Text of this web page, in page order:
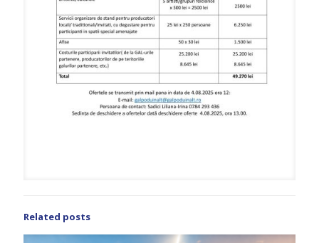
Related posts